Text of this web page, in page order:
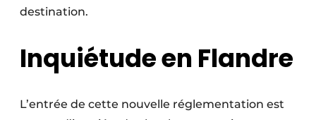
destination.
Inquiétude en Flandre
L’entrée de cette nouvelle réglementation est